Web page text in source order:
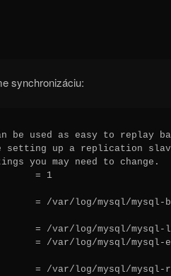
synchronizáciu:
be used as easy to replay
up a replication slave,
you may need to change.
= 1
= /var/log/mysql/
= /var/log/mysql/
= /var/log/mysql/
= /var/log/mysql/